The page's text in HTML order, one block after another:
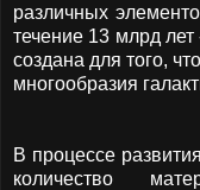
различных
течение 13 млрд
создана для того,
многообразия
В процессе
количество